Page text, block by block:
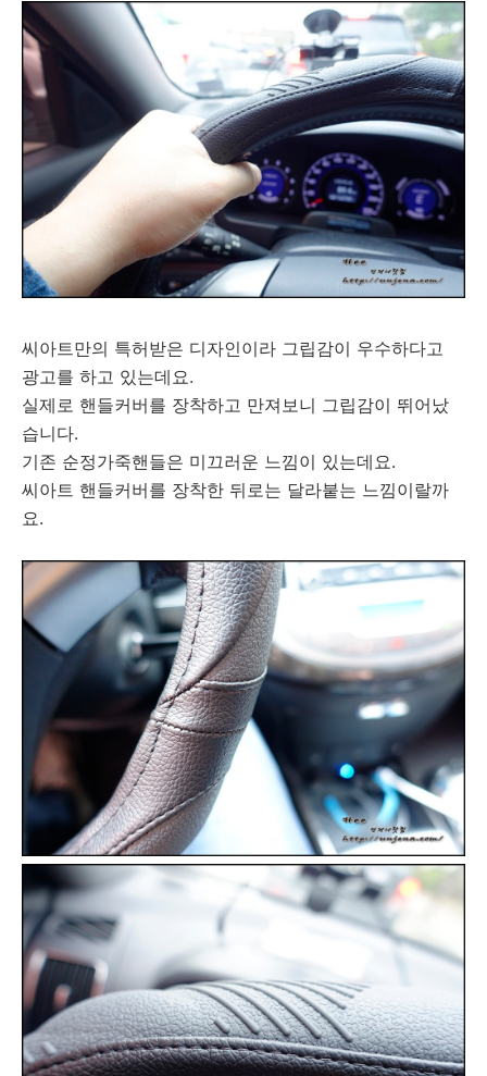
씨아트만의 특허받은 디자인이라 그립감이 우수하다고
광고를 하고 있는데요.
실제로 핸들커버를 장착하고 만져보니 그립감이 뛰어났
습니다.
기존 순정가죽핸들은 미끄러운 느낌이 있는데요.
씨아트 핸들커버를 장착한 뒤로는 달라붙는 느낌이랄까
요.